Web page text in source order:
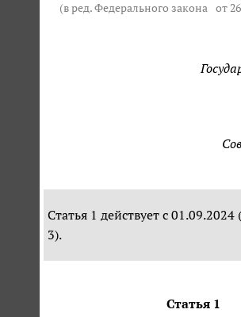
(в ред. Федерального закона от
Статья 1 действует с 01.09.2024 (
3).
Статья 1